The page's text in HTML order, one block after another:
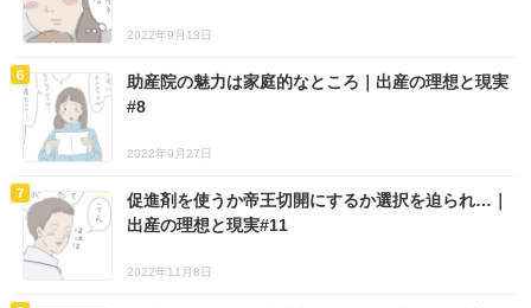
2022年9月13日
助産院の魅力は家庭的なところ｜出産の理想と現実
#8
2022年9月27日
促進剤を使うか帝王切開にするか選択を迫られ…｜
出産の理想と現実#11
2022年11月8日